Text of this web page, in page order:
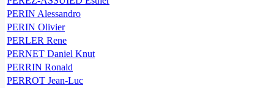
PERIN Alessandro
PERIN Olivier
PERLER Rene
PERNET Daniel Knut
PERRIN Ronald
PERROT Jean-Luc